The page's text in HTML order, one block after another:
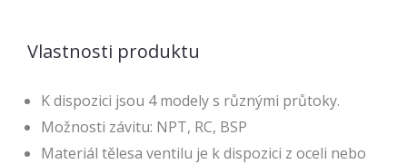
Vlastnosti produktu
K dispozici jsou 4 modely s různými průtoky.
Možnosti závitu: NPT, RC, BSP
Materiál tělesa ventilu je k dispozici z oceli nebo